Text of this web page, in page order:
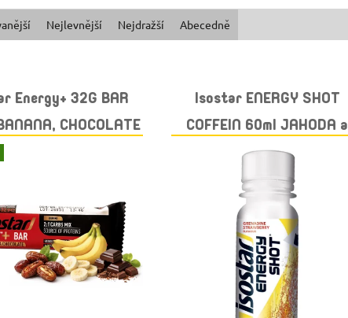
Nejlevnější Nejdražší Abecedně
Energy+ 32G BAR
CHOCOLATE
Isostar ENERGY SHOT
COFFEIN 60ml JAHODA a
GRANÁTOVÉ JABLKO